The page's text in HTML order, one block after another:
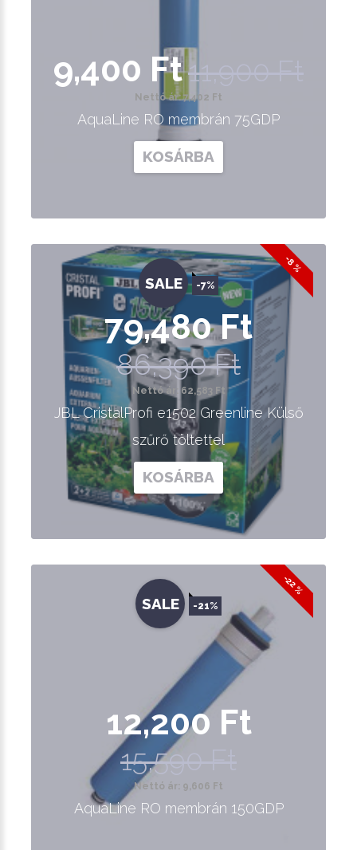
9,400 Ft11,900 Ft
Nettó ár: 7,402 Ft
AquaLine RO membrán 75GDP
KOSÁRBA
-8 %
SALE -7%
79,480 Ft
86,390 Ft
Nettó ár: 62,583 Ft
JBL CristalProfi e1502 Greenline Külső
szűrő töltettel
KOSÁRBA
-22 %
SALE -21%
12,200 Ft
15,590 Ft
Nettó ár: 9,606 Ft
AquaLine RO membrán 150GDP